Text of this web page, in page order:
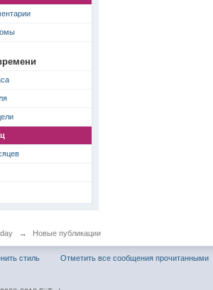
→ Новые публикации
стиль Отметить все сообщения прочитанными